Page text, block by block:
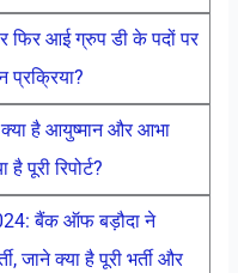
फिर आई ग्रुप डी के पदों पर
प्रक्रिया?
है आयुष्मान और आभा
पूरी रिपोर्ट?
बैंक ऑफ बड़ौदा ने
जाने क्या है पूरी भर्ती और